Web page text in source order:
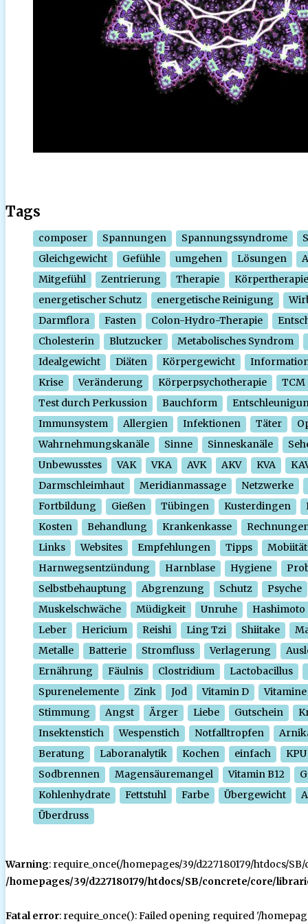
Tags
composer Spannungen Spannungssyndrome
Gleichgewicht
Gefühle umgehen Lösungen
Mitgefühl
Zentrierung Therapie
Körpertherapie
energetischer Schutz
energetische Reinigung
Darmflora
Fasten Colon-Hydro-Therapie
Cholesterin
Blutzucker
Metabolisches Syndrom
Idealgewicht
Diäten Körpergewicht
Krise
Veränderung Körperpsychotherapie
TCM
Test durch Perkussion
Bauchform
Immunsystem
Allergien Infektionen Täter
Wahrnehmungskanäle
Sinne Sinneskanäle
Unbewusstes
VAK VKA AVK AKV KVA
Darmschleimhaut
Meridianmassage
Netzwerke
Fortbildung
Gießen Tübingen Kusterdingen
Kosten
Behandlung Krankenkasse
Links
Websites Empfehlungen Tipps
Mobiität
Harnwegsentzündung
Harnblase Hygiene
Selbstbehauptung
Abgrenzung Schutz
Psyche
Muskelschwäche
Müdigkeit Unruhe
Hashimoto
Leber
Hericium Reishi Ling Tzi Shiitake
Metalle
Batterie Stromfluss Verlagerung
Ernährung
Fäulnis Clostridium
Lactobacillus
Spurenelemente
Zink Jod Vitamin D
Vitamine
Stimmung
Angst Ärger Liebe Gutschein
Insektenstich
Wespenstich Notfalltropfen
Beratung
Laboranalytik Kochen einfach
KPU
Sodbrennen
Magensäuremangel Vitamin B12
Kohlenhydrate
Fettstuhl Farbe Übergewicht
Überdruss
Warning: require_once(/homepages/39/d227180179/htdocs/
/homepages/39/d227180179/htdocs/SB/concrete/core/
Fatal error: require_once(): Failed opening required '/